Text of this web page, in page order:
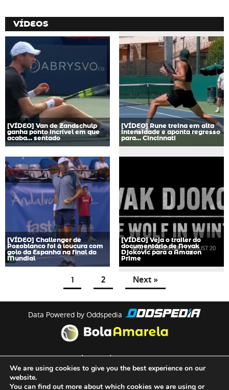
VÍDEOS
[VÍDEO] Van de Zandschulp
ganha ponto incrível em que
acaba… sentado
[VÍDEO] Rune treina em alta
intensidade e aponta regresso
para… Cincinnati
[VÍDEO] Challenger de
Pozoblanco foi à loucura com
golo da Espanha na final do
Mundial
[VÍDEO] Veja o trailer do
documentário de Novak
Djokovic para a Amazon
Prime
1 2 Next »
Data Powered by Oddspedia
theme bymeow
We are using cookies to give you the best experience on our
website.
You can find out more about which cookies we are using or